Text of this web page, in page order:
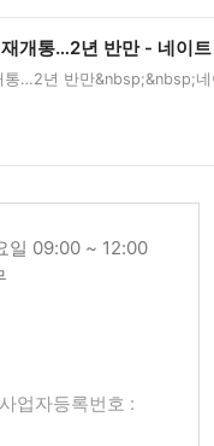
개통…2년 반만 - 네이트
…2년 반만&nbsp;&nbsp;
일 09:00 ~ 12:00
사업자등록번호 :